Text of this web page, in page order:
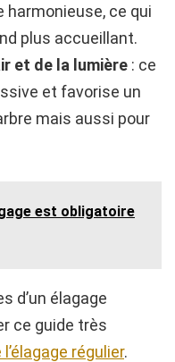
ce qui
plus accueillant.
et de la lumière : ce
et favorise un
mais aussi pour
est obligatoire
d’un élagage
ce guide très
régulier.